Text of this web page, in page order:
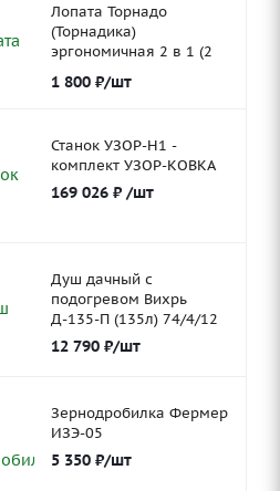
Лопата Торнадо
(Торнадика)
эргономичная 2 в 1 (2
1 800₽/шт
Станок УЗОР-Н1 -
комплект УЗОР-КОВКА
169 026₽ /шт
Душ дачный с
подогревом Вихрь
Д-135-П (135л) 74/4/12
12 790₽/шт
Зернодробилка Фермер
ИЗЭ-05
5 350₽/шт